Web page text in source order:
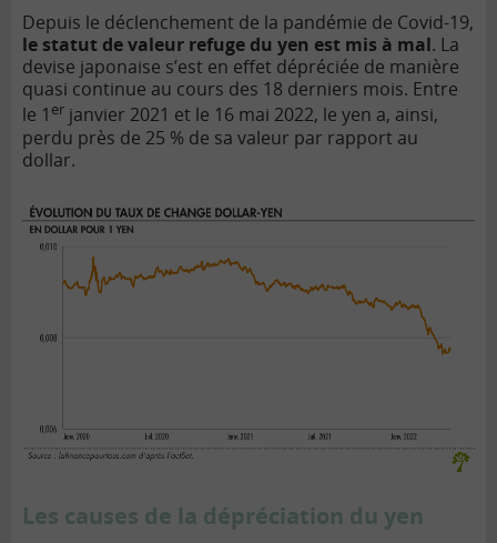
Depuis le déclenchement de la pandémie de Covid-19,
le statut de valeur refuge du yen est mis à mal. La
devise japonaise s’est en effet dépréciée de manière
quasi continue au cours des 18 derniers mois. Entre
le 1 er janvier 2021 et le 16 mai 2022, le yen a, ainsi,
perdu près de 25 % de sa valeur par rapport au
dollar.
Les causes de la dépréciation du yen